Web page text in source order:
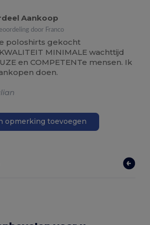
Aankoop
door Franco
poloshirts gekocht
MINIMALE wachttijd
en COMPETENTe mensen. Ik
doen.
opmerking toevoegen